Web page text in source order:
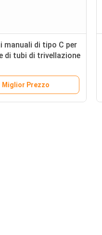
manuali di tipo C per
di tubi di trivellazione
Miglior Prezzo